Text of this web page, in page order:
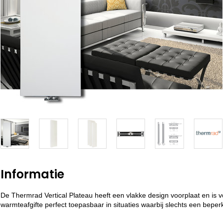
Informatie
De Thermrad Vertical Plateau heeft een vlakke design voorplaat en
warmteafgifte perfect toepasbaar in situaties waarbij slechts een